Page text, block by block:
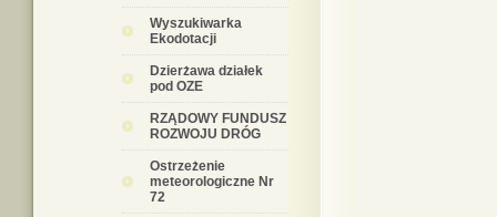
Wyszukiwarka
Ekodotacji
Dzierżawa działek
pod OZE
RZĄDOWY FUNDUSZ
ROZWOJU DRÓG
Ostrzeżenie
meteorologiczne Nr
72